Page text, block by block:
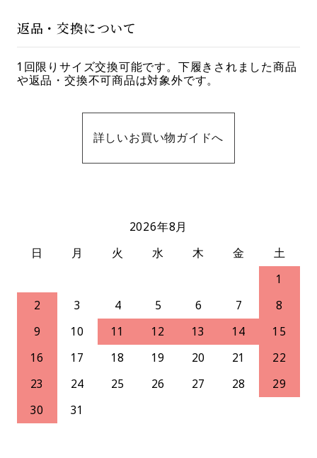
返品・交換について
1回限りサイズ交換可能です。下履きされました商品
や返品・交換不可商品は対象外です。
詳しいお買い物ガイドへ
2026年8月
日
月 火 水 木 金
土
1
2
3 4 5 6 7
8
9
10 11 12 13 14
15
16
17 18 19 20 21
22
23
24 25 26 27 28
29
30
31